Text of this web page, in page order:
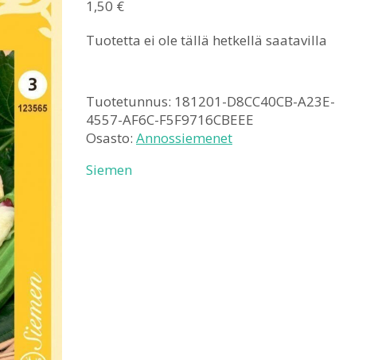
1,50 €
Tuotetta ei ole tällä hetkellä saatavilla
Tuotetunnus: 181201-D8CC40CB-A23E-
4557-AF6C-F5F9716CBEEE
Osasto: Annossiemenet
Siemen